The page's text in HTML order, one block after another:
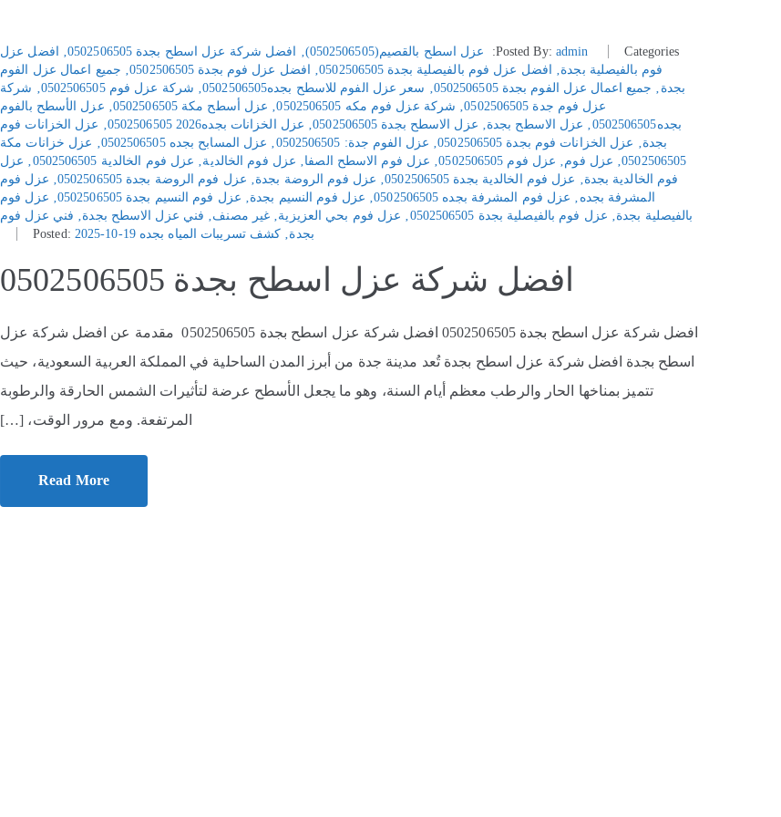
Posted By: admin Categories: عزل اسطح بالقصيم(0502506505) ‚ افضل شركة عزل اسطح بجدة 0502506505 ‚
افضل عزل
فوم بالفيصلية بجدة‚ افضل عزل فوم بالفيصلية بجدة 0502506505 ‚ افضل عزل فوم بجدة 0502506505 ‚ جميع اعمال عزل الفوم
بجدة ‚ جميع اعمال عزل الفوم بجدة 0502506505 ‚ سعر عزل الفوم للاسطح بجده0502506505 ‚ شركة عزل فوم 0502506505 ‚ شركة
عزل فوم جدة 0502506505
‚ شركة عزل فوم مكه 0502506505 ‚ عزل أسطح مكة 0502506505 ‚ عزل الأسطح بالفوم
بجده0502506505
‚ عزل الاسطح بجدة‚ عزل الاسطح بجدة 0502506505 ‚ عزل الخزانات بجده2026 0502506505 ‚ عزل الخزانات فوم
بجدة‚ عزل الخزانات فوم بجدة 0502506505 ‚ عزل الفوم جدة: 0502506505 ‚ عزل المسابح بجده 0502506505 ‚ عزل خزانات مكة
0502506505
‚ عزل فوم‚ عزل فوم 0502506505 ‚ عزل فوم الاسطح الصفا‚ عزل فوم الخالدية‚ عزل فوم الخالدية 0502506505 ‚ عزل
فوم الخالدية بجدة‚ عزل فوم الخالدية بجدة 0502506505 ‚ عزل فوم الروضة بجدة‚ عزل فوم الروضة بجدة 0502506505 ‚ عزل فوم
المشرفة بجده ‚ عزل فوم المشرفة بجده 0502506505 ‚ عزل فوم النسيم بجدة‚ عزل فوم النسيم بجدة 0502506505 ‚ عزل فوم
بالفيصلية بجدة‚ عزل فوم بالفيصلية بجدة 0502506505 ‚ عزل فوم بحي العزيزية‚ غير مصنف‚ فني عزل الاسطح بجدة‚ فني عزل فوم
بجدة‚ كشف تسريبات المياه بجده Posted: 2025-10-19
افضل شركة عزل اسطح بجدة 0502506505
افضل شركة عزل اسطح بجدة 0502506505 افضل شركة عزل اسطح بجدة 0502506505 مقدمة عن افضل شركة عزل
اسطح بجدة افضل شركة عزل اسطح بجدة تُعد مدينة جدة من أبرز المدن الساحلية في المملكة العربية السعودية، حيث
تتميز بمناخها الحار والرطب معظم أيام السنة، وهو ما يجعل الأسطح عرضة لتأثيرات الشمس الحارقة والرطوبة
المرتفعة. ومع مرور الوقت، […]
Read More